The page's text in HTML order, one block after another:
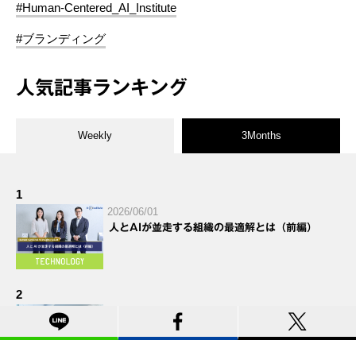
#Human-Centered_AI_Institute
#ブランディング
人気記事ランキング
Weekly 3Months
1
2026/06/01
人とAIが並走する組織の最適解とは（前編）
2
Hakuhodo DY ONE 広告技術研究所レポート